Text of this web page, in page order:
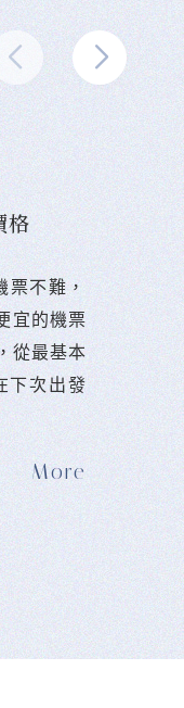
格
票不難，
宜的機票
從最基本
下次出發